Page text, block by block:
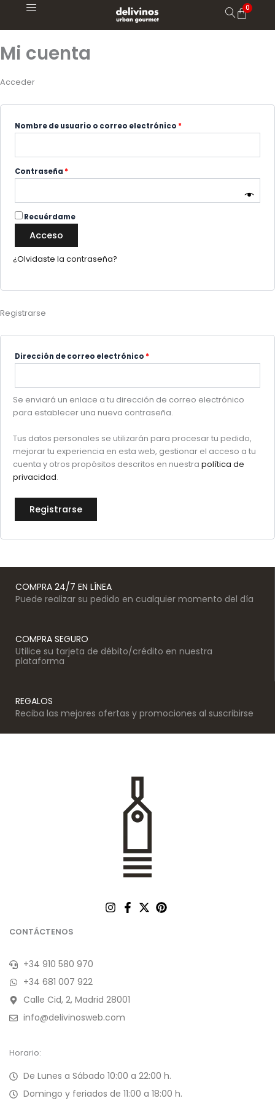
contenido
Mi cuenta
Acceder
Nombre de usuario o correo electrónico *
Obligatorio
Contraseña *
Recuérdame
Acceso
¿Olvidaste la contraseña?
Registrarse
Dirección de correo electrónico *
Se enviará un enlace a tu dirección de correo electrónico
para establecer una nueva contraseña.
Tus datos personales se utilizarán para procesar tu pedido,
mejorar tu experiencia en esta web, gestionar el acceso a tu
cuenta y otros propósitos descritos en nuestra política de
privacidad.
Registrarse
COMPRA 24/7 EN LÍNEA
Puede realizar su pedido en cualquier momento del día
COMPRA SEGURO
Utilice su tarjeta de débito/crédito en nuestra
plataforma
REGALOS
Reciba las mejores ofertas y promociones al suscribirse
CONTÁCTENOS
+34 910 580 970
+34 681 007 922
Calle Cid, 2, Madrid 28001
info@delivinosweb.com
Horario:
De Lunes a Sábado 10:00 a 22:00 h.
Domingo y feriados de 11:00 a 18:00 h.